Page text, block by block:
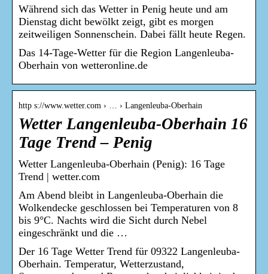
Während sich das Wetter in Penig heute und am
Dienstag dicht bewölkt zeigt, gibt es morgen
zeitweiligen Sonnenschein. Dabei fällt heute Regen.
Das 14-Tage-Wetter für die Region Langenleuba-
Oberhain von wetteronline.de
http s://www.wetter.com › … › Langenleuba-Oberhain
Wetter Langenleuba-Oberhain 16
Tage Trend – Penig
Wetter Langenleuba-Oberhain (Penig): 16 Tage
Trend | wetter.com
Am Abend bleibt in Langenleuba-Oberhain die
Wolkendecke geschlossen bei Temperaturen von 8
bis 9°C. Nachts wird die Sicht durch Nebel
eingeschränkt und die …
Der 16 Tage Wetter Trend für 09322 Langenleuba-
Oberhain. Temperatur, Wetterzustand,